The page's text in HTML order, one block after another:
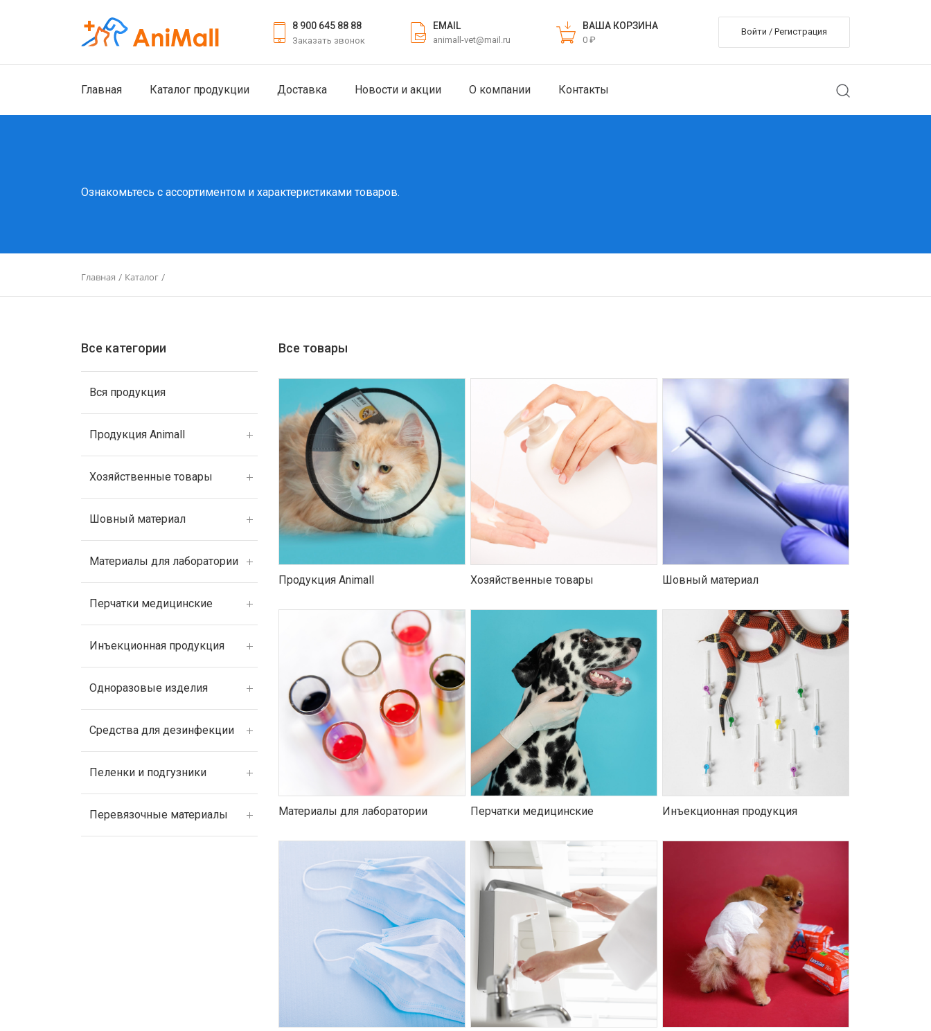
8 900 645 88 88
Заказать звонок
EMAIL
animall-vet@mail.ru
ВАША КОРЗИНА
0 ₽
Войти / Регистрация
Главная Каталог продукции Доставка Новости и акции О компании Контакты
Ознакомьтесь с ассортиментом и характеристиками товаров.
Главная / Каталог /
Все категории
Вся продукция
Продукция Animall
Хозяйственные товары
Шовный материал
Материалы для лаборатории
Перчатки медицинские
Инъекционная продукция
Одноразовые изделия
Средства для дезинфекции
Пеленки и подгузники
Перевязочные материалы
Все товары
Продукция Animall Хозяйственные товары Шовный материал
Материалы для лаборатории Перчатки медицинские Инъекционная продукция